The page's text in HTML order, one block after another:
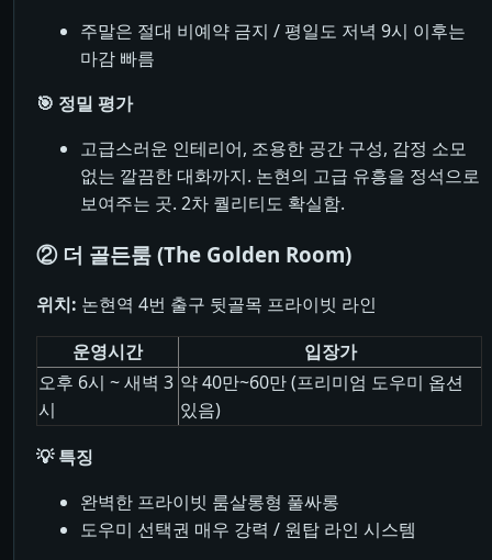
주말은 절대 비예약 금지 / 평일도 저녁 9시 이후는
마감 빠름
🎯 정밀 평가
고급스러운 인테리어, 조용한 공간 구성, 감정 소모
없는 깔끔한 대화까지. 논현의 고급 유흥을 정석으로
보여주는 곳. 2차 퀄리티도 확실함.
② 더 골든룸 (The Golden Room)
위치: 논현역 4번 출구 뒷골목 프라이빗 라인
운영시간
입장가
오후 6시 ~ 새벽 3
시
약 40만~60만 (프리미엄 도우미 옵션
있음)
💡 특징
완벽한 프라이빗 룸살롱형 풀싸롱
도우미 선택권 매우 강력 / 원탑 라인 시스템